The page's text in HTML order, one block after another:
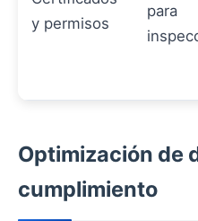
y permisos
para
Optimización de
cumplimiento